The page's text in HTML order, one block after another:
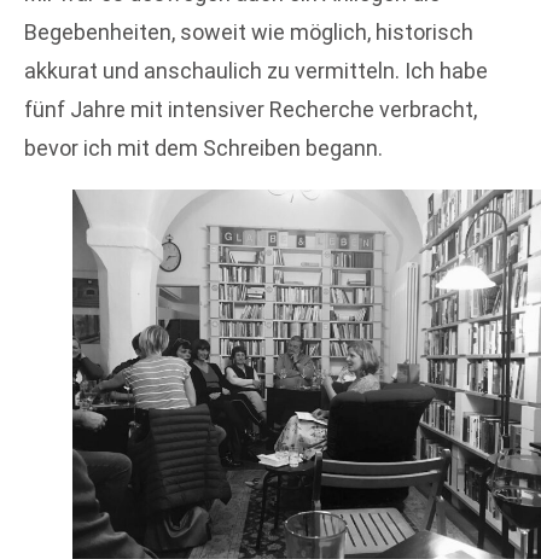
Begebenheiten, soweit wie möglich, historisch
akkurat und anschaulich zu vermitteln. Ich habe
fünf Jahre mit intensiver Recherche verbracht,
bevor ich mit dem Schreiben begann.